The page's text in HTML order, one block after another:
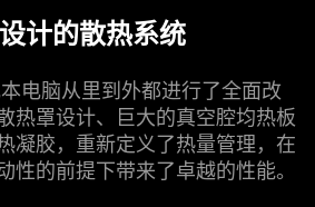
计的散热系统
电脑从里到外都进行了全面改
热罩设计、巨大的真空腔均热板
凝胶，重新定义了热量管理，在
性的前提下带来了卓越的性能。